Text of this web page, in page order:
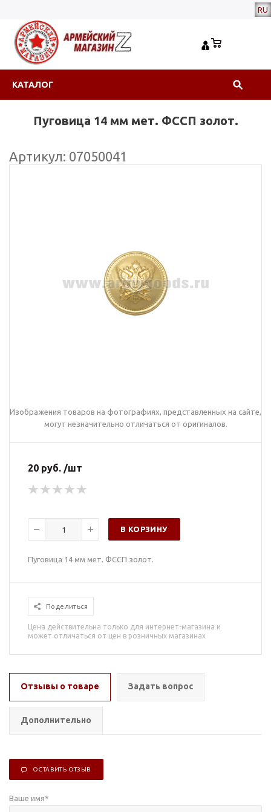
RU
КАТАЛОГ
Пуговица 14 мм мет. ФССП золот.
Артикул: 07050041
Изображения товаров на фотографиях, представленных на сайте,
могут незначительно отличаться от оригиналов.
20 руб. /шт
В КОРЗИНУ
Пуговица 14 мм мет. ФССП золот.
Поделиться
Цена действительна только для интернет-магазина и
может отличаться от цен в розничных магазинах
Отзывы о товаре Задать вопрос
Дополнительно
ОСТАВИТЬ ОТЗЫВ
Ваше имя*